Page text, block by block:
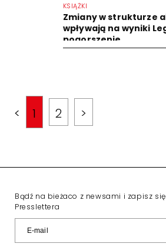
KSIĄŻKI
Zmiany w strukturze
wpływają na wyniki
pogorszenie
< 1 2 >
Bądź na bieżaco z newsami i zapisz
Presslettera